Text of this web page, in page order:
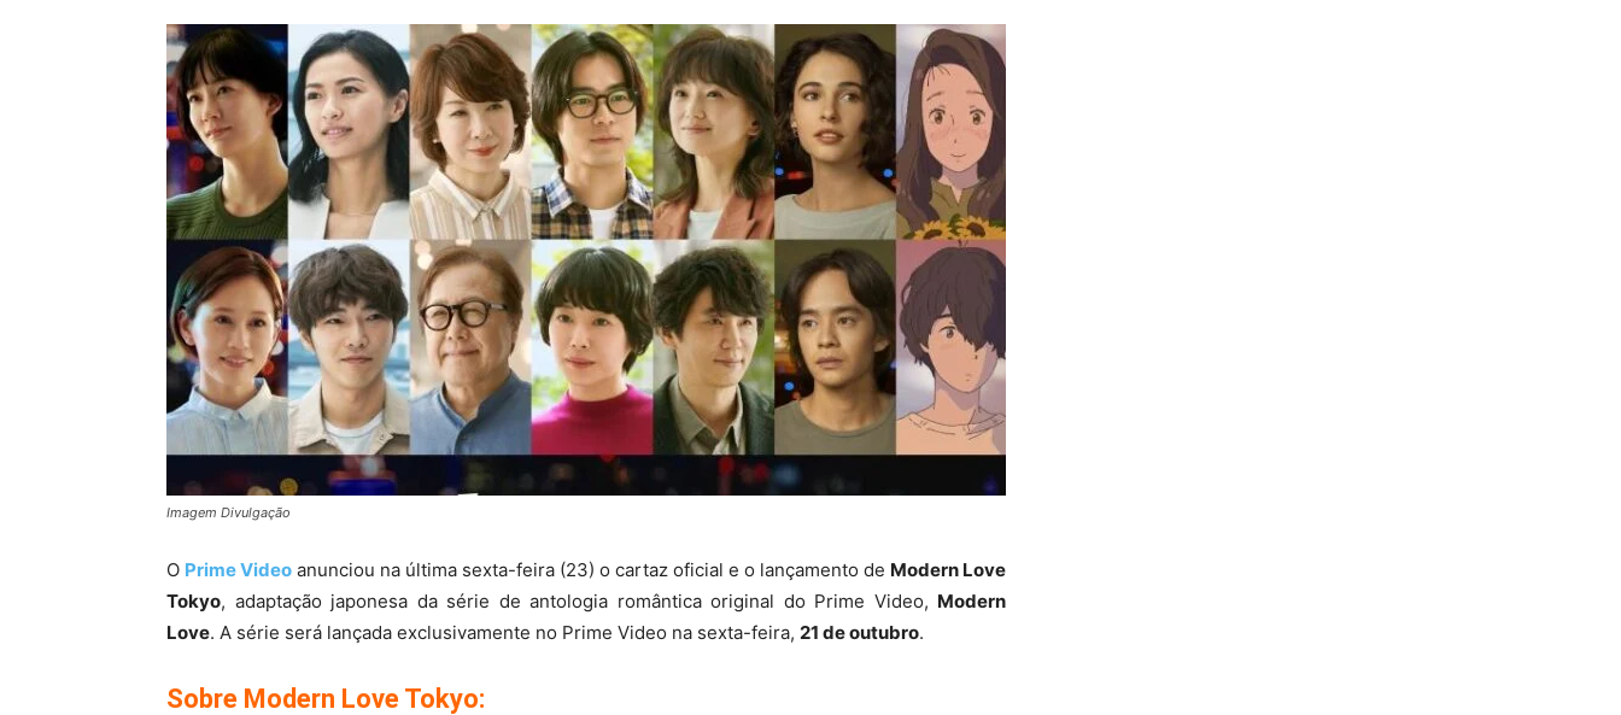
Imagem Divulgação
O Prime Video anunciou na última sexta-feira (23) o cartaz oficial e o lançamento de Modern Love
Tokyo, adaptação japonesa da série de antologia romântica original do Prime Video, Modern
Love. A série será lançada exclusivamente no Prime Video na sexta-feira, 21 de outubro.
Sobre Modern Love Tokyo: